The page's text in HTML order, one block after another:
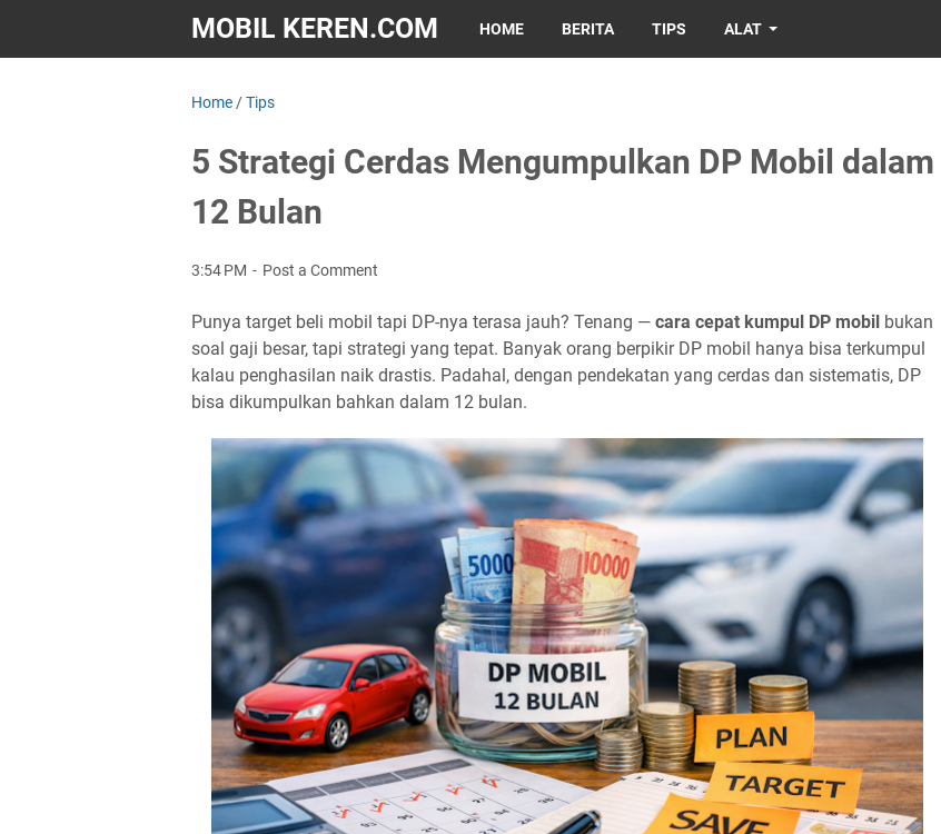
MOBIL KEREN.COM HOME BERITA TIPS ALAT
Home /Tips
5 Strategi Cerdas Mengumpulkan DP Mobil dalam
12 Bulan
3:54 PM Post a Comment
Punya target beli mobil tapi DP-nya terasa jauh? Tenang — cara cepat kumpul DP mobil bukan
soal gaji besar, tapi strategi yang tepat. Banyak orang berpikir DP mobil hanya bisa terkumpul
kalau penghasilan naik drastis. Padahal, dengan pendekatan yang cerdas dan sistematis, DP
bisa dikumpulkan bahkan dalam 12 bulan.